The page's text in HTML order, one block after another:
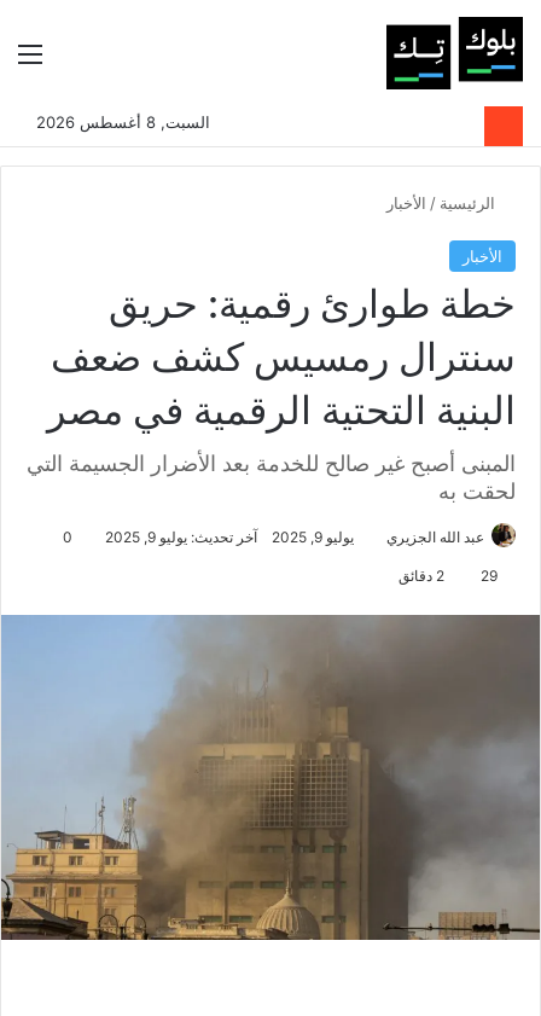
بحثالوضع
السبت, 8 أغسطس 2026
الرئيسية / الأخبار
الأخبار
خطة طوارئ رقمية: حريق
سنترال رمسيس كشف ضعف
البنية التحتية الرقمية في مصر
المبنى أصبح غير صالح للخدمة بعد الأضرار الجسيمة التي
لحقت به
عبد الله الجزيري يوليو 9, 2025 آخر تحديث: يوليو 9, 2025 0
29